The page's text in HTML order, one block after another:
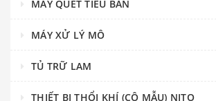
MÁY QUÉT TIÊU BẢN
MÁY XỬ LÝ MÔ
TỦ TRỮ LAM
THIẾT BỊ THỔI KHÍ (CÔ MẪU) NITO